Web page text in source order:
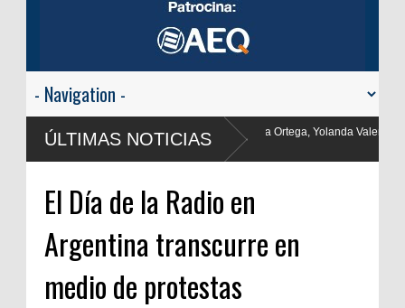
ÚLTIMAS NOTICIAS
Ortega, Yolanda Valencia y Frank Blanco regresan a
El Día de la Radio en
Argentina transcurre en
medio de protestas